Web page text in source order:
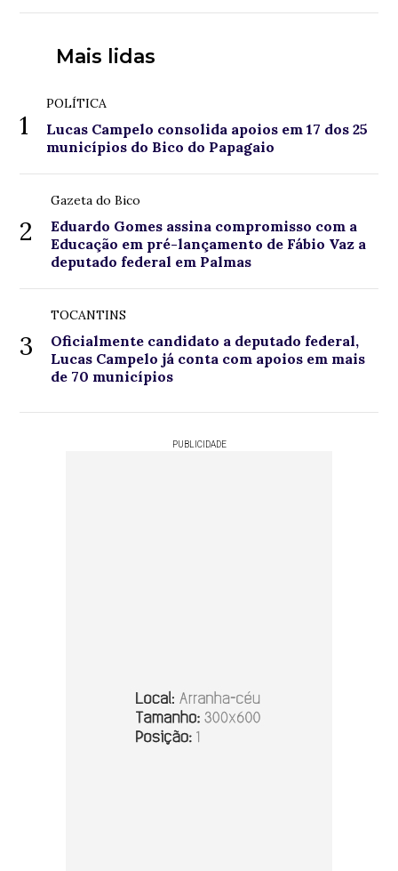
Mais lidas
1
POLÍTICA
Lucas Campelo consolida apoios em 17 dos 25
municípios do Bico do Papagaio
2
Gazeta do Bico
Eduardo Gomes assina compromisso com a
Educação em pré-lançamento de Fábio Vaz a
deputado federal em Palmas
3
TOCANTINS
Oficialmente candidato a deputado federal,
Lucas Campelo já conta com apoios em mais
de 70 municípios
PUBLICIDADE